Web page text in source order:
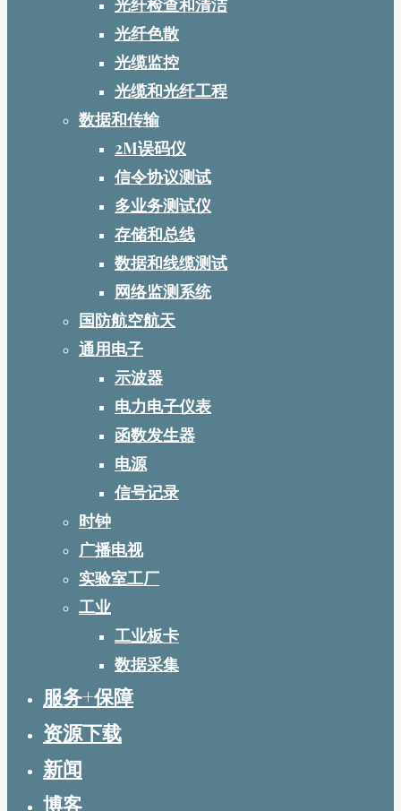
光纤色散
光缆监控
光缆和光纤工程
数据和传输
2M误码仪
信令协议测试
多业务测试仪
存储和总线
数据和线缆测试
网络监测系统
国防航空航天
通用电子
示波器
电力电子仪表
函数发生器
电源
信号记录
时钟
广播电视
实验室工厂
工业
工业板卡
数据采集
服务+保障
资源下载
新闻
博客